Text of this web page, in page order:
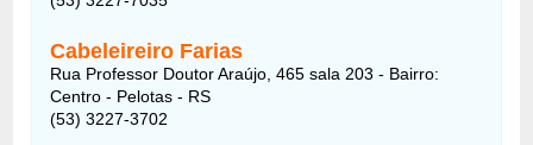
Cabeleireiro Farias
Rua Professor Doutor Araújo, 465 sala 203 - Bairro:
Centro - Pelotas - RS
(53) 3227-3702